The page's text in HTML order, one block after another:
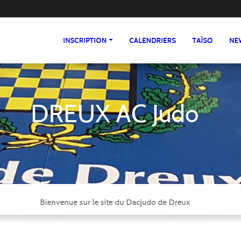
INSCRIPTION CALENDRIERS TAÏSO
DREUX AC Judo
Bienvenue sur le site du Dacjudo de Dreux